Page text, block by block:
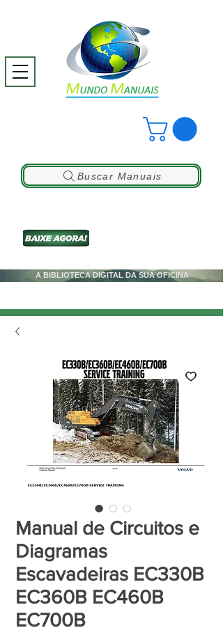
A BIBLIOTECA DIGITAL DA SUA OFICINA
Buscar Manuais
Manual de Circuitos e
Diagramas
Escavadeiras EC330B
EC360B EC460B
EC700B